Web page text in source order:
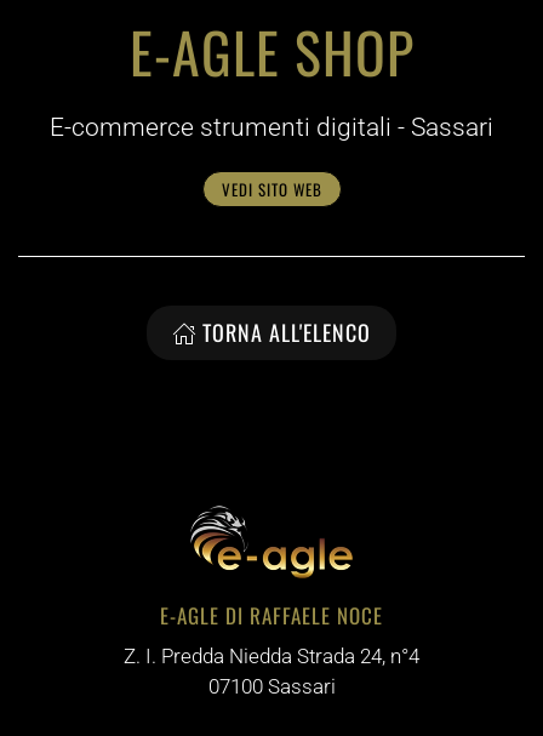
E-AGLE SHOP
E-commerce strumenti digitali - Sassari
VEDI SITO WEB
TORNA ALL'ELENCO
E-AGLE DI RAFFAELE NOCE
Z. I. Predda Niedda Strada 24, n°4
07100 Sassari